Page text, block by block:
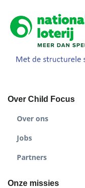
Over Child Focus
Over ons
Jobs
Partners
Onze missies